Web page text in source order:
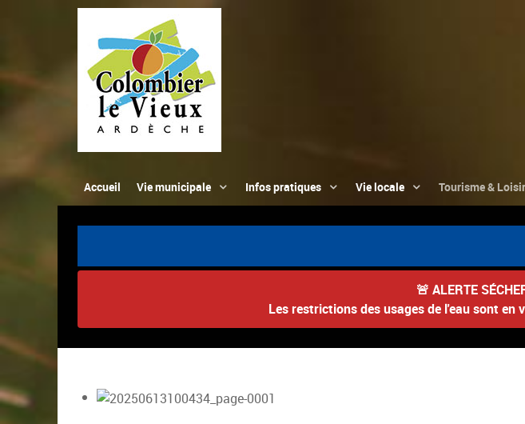
Accueil Vie municipale Infos pratiques Vie locale Tourisme &
🚨 ALERTE
Les restrictions des usages de l'eau sont en